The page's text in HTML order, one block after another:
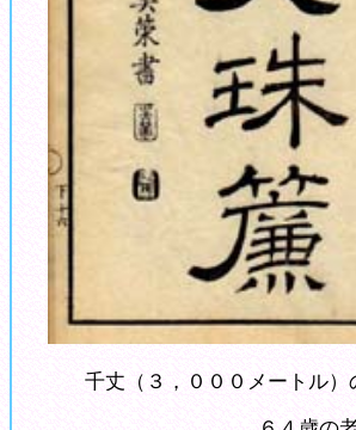
千丈（３，０００メートル）